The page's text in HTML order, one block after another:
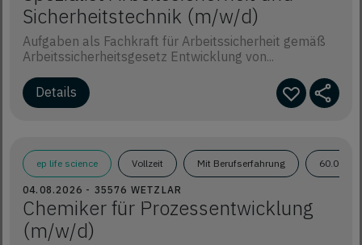
Sicherheitstechnik (m/w/d)
Aufgaben als Fachkraft für Arbeitssicherheit gemäß
Arbeitssicherheitsgesetz Entwicklung von...
Details
ep life science Vollzeit Mit Berufserfahrung 60.000€
04.08.2026 - 35576 WETZLAR
Chemiker für Prozessentwicklung
(m/w/d)